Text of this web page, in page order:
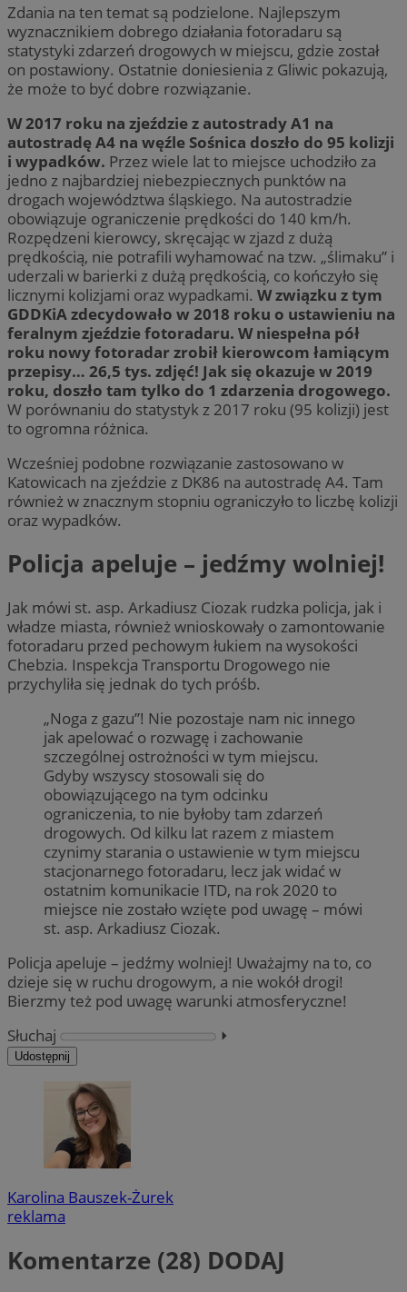
Zdania na ten temat są podzielone. Najlepszym
wyznacznikiem dobrego działania fotoradaru są
statystyki zdarzeń drogowych w miejscu, gdzie został
on postawiony. Ostatnie doniesienia z Gliwic pokazują,
że może to być dobre rozwiązanie.
W 2017 roku na zjeździe z autostrady A1 na
autostradę A4 na węźle Sośnica doszło do 95 kolizji
i wypadków. Przez wiele lat to miejsce uchodziło za
jedno z najbardziej niebezpiecznych punktów na
drogach województwa śląskiego. Na autostradzie
obowiązuje ograniczenie prędkości do 140 km/h.
Rozpędzeni kierowcy, skręcając w zjazd z dużą
prędkością, nie potrafili wyhamować na tzw. „ślimaku” i
uderzali w barierki z dużą prędkością, co kończyło się
licznymi kolizjami oraz wypadkami. W związku z tym
GDDKiA zdecydowało w 2018 roku o ustawieniu na
feralnym zjeździe fotoradaru. W niespełna pół
roku nowy fotoradar zrobił kierowcom łamiącym
przepisy… 26,5 tys. zdjęć! Jak się okazuje w 2019
roku, doszło tam tylko do 1 zdarzenia drogowego.
W porównaniu do statystyk z 2017 roku (95 kolizji) jest
to ogromna różnica.
Wcześniej podobne rozwiązanie zastosowano w
Katowicach na zjeździe z DK86 na autostradę A4. Tam
również w znacznym stopniu ograniczyło to liczbę kolizji
oraz wypadków.
Policja apeluje – jedźmy wolniej!
Jak mówi st. asp. Arkadiusz Ciozak rudzka policja, jak i
władze miasta, również wnioskowały o zamontowanie
fotoradaru przed pechowym łukiem na wysokości
Chebzia. Inspekcja Transportu Drogowego nie
przychyliła się jednak do tych próśb.
„Noga z gazu”! Nie pozostaje nam nic innego
jak apelować o rozwagę i zachowanie
szczególnej ostrożności w tym miejscu.
Gdyby wszyscy stosowali się do
obowiązującego na tym odcinku
ograniczenia, to nie byłoby tam zdarzeń
drogowych. Od kilku lat razem z miastem
czynimy starania o ustawienie w tym miejscu
stacjonarnego fotoradaru, lecz jak widać w
ostatnim komunikacie ITD, na rok 2020 to
miejsce nie zostało wzięte pod uwagę – mówi
st. asp. Arkadiusz Ciozak.
Policja apeluje – jedźmy wolniej! Uważajmy na to, co
dzieje się w ruchu drogowym, a nie wokół drogi!
Bierzmy też pod uwagę warunki atmosferyczne!
Słuchaj
⏵︎
Udostępnij
Karolina Bauszek-Żurek
reklama
Komentarze (28) DODAJ